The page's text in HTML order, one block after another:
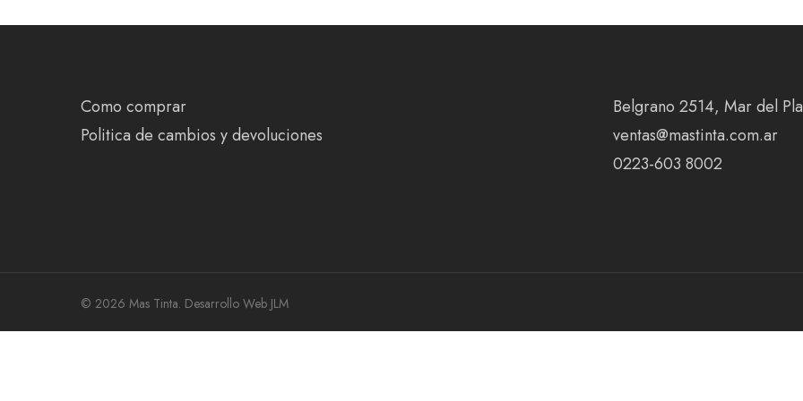
Como comprar
Politica de cambios y devoluciones
Belgrano 2514, Mar del
ventas@mastinta.com.ar
0223-603 8002
© 2026 Mas Tinta. Desarrollo Web JLM